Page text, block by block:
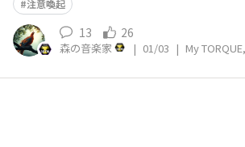
除をするのですが、敵も然る者、アドレ
りつけてきます。もちろん、
注意喚起
13 26
森の音楽家 | 01/03 | My